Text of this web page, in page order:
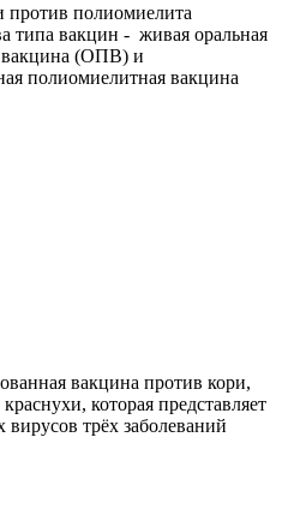
против полиомиелита
типа вакцин - живая оральная
вакцина (ОПВ) и
полиомиелитная вакцина
вакцина против кори,
которая представляет
трёх заболеваний